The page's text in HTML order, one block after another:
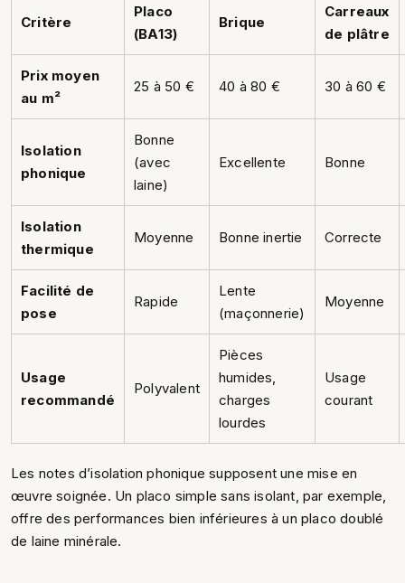
Critère
Placo
(BA13)
Brique
Carreaux
de plâtre
Prix moyen
au m²
25 à 50 € 40 à 80 € 30 à 60 €
Isolation
phonique
Bonne
(avec
laine)
Excellente Bonne
Isolation
thermique
Moyenne Bonne inertie Correcte
Facilité de
pose
Rapide
Lente
(maçonnerie)
Moyenne
Usage
recommandé
Polyvalent
Pièces
humides,
charges
lourdes
Usage
courant
Les notes d’isolation phonique supposent une mise en
œuvre soignée. Un placo simple sans isolant, par exemple,
offre des performances bien inférieures à un placo doublé
de laine minérale.